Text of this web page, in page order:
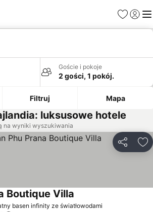
Ulubione
Goście i pokoje
2 gości, 1 pokój.
Filtruj Mapa
luksusowe hotele
na wyniki wyszukiwania
basen infinity ze światłowodami
Boutique Villa